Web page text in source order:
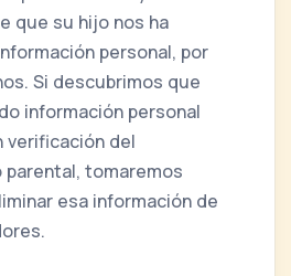
que su hijo nos ha
personal, por
Si descubrimos que
información personal
verificación del
tomaremos
esa información de